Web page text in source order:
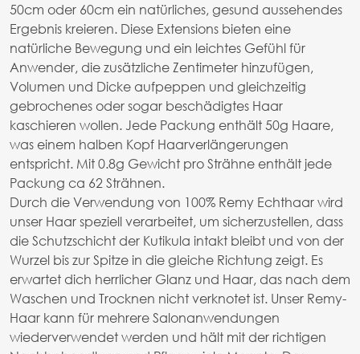
50cm oder 60cm ein natürliches, gesund aussehendes
Ergebnis kreieren. Diese Extensions bieten eine
natürliche Bewegung und ein leichtes Gefühl für
Anwender, die zusätzliche Zentimeter hinzufügen,
Volumen und Dicke aufpeppen und gleichzeitig
gebrochenes oder sogar beschädigtes Haar
kaschieren wollen. Jede Packung enthält 50g Haare,
was einem halben Kopf Haarverlängerungen
entspricht. Mit 0.8g Gewicht pro Strähne enthält jede
Packung ca 62 Strähnen.
Durch die Verwendung von 100% Remy Echthaar wird
unser Haar speziell verarbeitet, um sicherzustellen, dass
die Schutzschicht der Kutikula intakt bleibt und von der
Wurzel bis zur Spitze in die gleiche Richtung zeigt. Es
erwartet dich herrlicher Glanz und Haar, das nach dem
Waschen und Trocknen nicht verknotet ist. Unser Remy-
Haar kann für mehrere Salonanwendungen
wiederverwendet werden und hält mit der richtigen